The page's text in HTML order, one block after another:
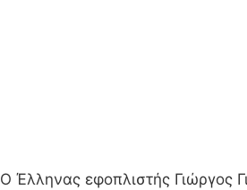
Ο Έλληνας εφοπλιστής Γιώργος